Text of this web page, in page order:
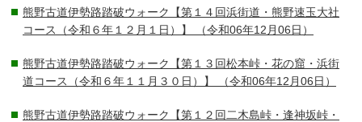
熊野古道伊勢路踏破ウォーク【第１４回浜街道・熊野速玉大社
コース（令和６年１２月１日）】
（令和06年12月06日）
熊野古道伊勢路踏破ウォーク【第１３回松本峠・花の窟・浜街
道コース（令和６年１１月３０日）】
（令和06年12月06日）
熊野古道伊勢路踏破ウォーク【第１２回二木島峠・逢神坂峠・